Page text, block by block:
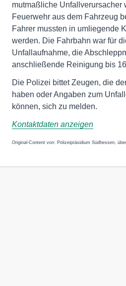
mutmaßliche Unfallverursacher
Feuerwehr aus dem Fahrzeug
Fahrer mussten in umliegende
werden. Die Fahrbahn war für
Unfallaufnahme, die
anschließende Reinigung bis
Die Polizei bittet Zeugen, die
haben oder Angaben zum
können, sich zu melden.
Kontaktdaten anzeigen
Original-Content von: Polizeipräsidium Südhessen,